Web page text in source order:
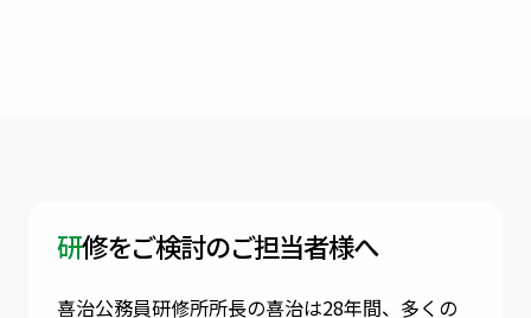
研修をご検討のご担当者様へ
喜治公務員研修所所長の喜治は28年間、多くの